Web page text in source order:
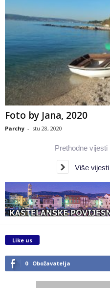
Foto by Jana, 2020
Parchy - stu 28, 2020
Prethodne vijesti
Više vijesti
Like us
0 Obožavatelja